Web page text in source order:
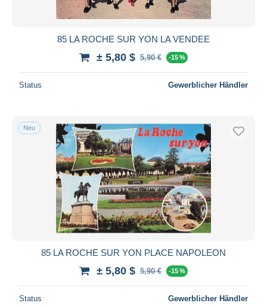
85 LA ROCHE SUR YON LA VENDEE
± 5,80 $ 5,90 € -15 %
Status Gewerblicher Händler
Neu
85 LA ROCHE SUR YON PLACE NAPOLEON
± 5,80 $ 5,90 € -15 %
Status Gewerblicher Händler